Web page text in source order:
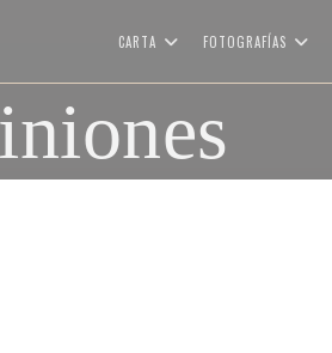
CARTA FOTOGRAFÍAS